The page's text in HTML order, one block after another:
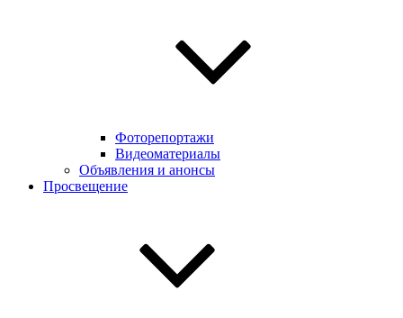
Фоторепортажи
Видеоматериалы
Объявления и анонсы
Просвещение